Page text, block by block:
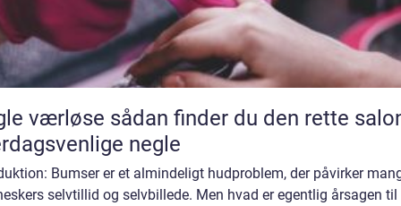
sådan finder du den rette salon til
negle
Bumser er et almindeligt hudproblem, der påvirker
selvtillid og selvbillede. Men hvad er egentlig årsagen